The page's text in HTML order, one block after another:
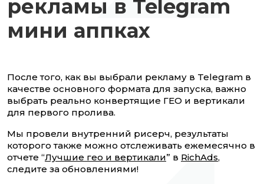
рекламы в Telegram
мини аппках
После того, как вы выбрали рекламу в Telegram в
качестве основного формата для запуска, важно
выбрать реально конвертящие ГЕО и вертикали
для первого пролива.
Мы провели внутренний рисерч, результаты
которого также можно отслеживать ежемесячно в
отчете “Лучшие гео и вертикали” в RichAds,
следите за обновлениями!